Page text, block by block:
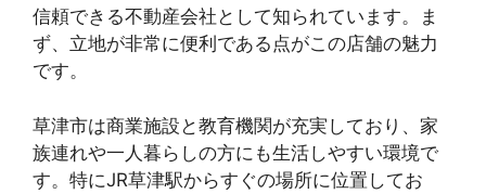
信頼できる不動産会社として知られています。ま
ず、立地が非常に便利である点がこの店舗の魅力
です。
草津市は商業施設と教育機関が充実しており、家
族連れや一人暮らしの方にも生活しやすい環境で
す。特にJR草津駅からすぐの場所に位置してお